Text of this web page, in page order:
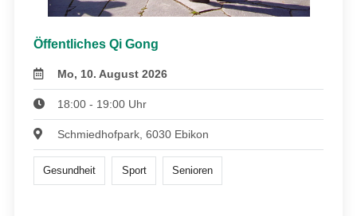
Öffentliches Qi Gong
Mo, 10. August 2026
18:00 - 19:00 Uhr
Schmiedhofpark, 6030 Ebikon
Gesundheit Sport Senioren